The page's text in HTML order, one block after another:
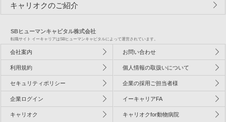
キャリオクのご紹介
SBヒューマンキャピタル株式会社
転職サイト イーキャリアはSBヒューマンキャピタルによって運営されています。
会社案内 お問い合わせ
利用規約 個人情報の取扱いについて
セキュリティポリシー 企業の採用ご担当者様
企業ログイン イーキャリアFA
キャリオク キャリオクfor動物病院